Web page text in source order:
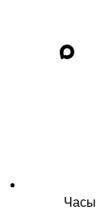
Часы